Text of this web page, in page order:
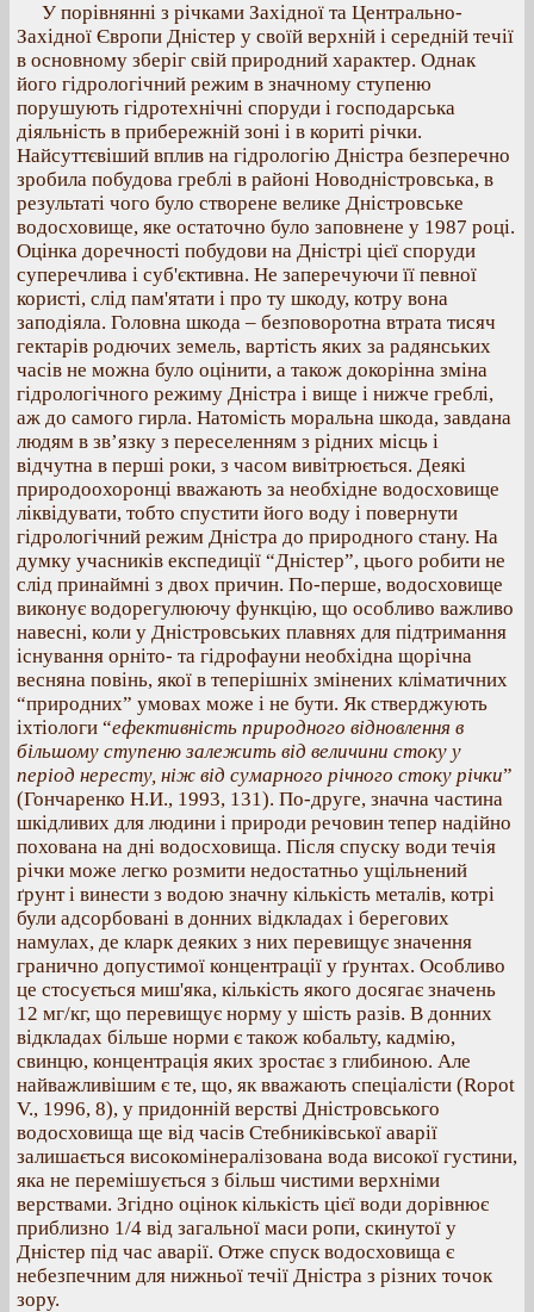
У порівнянні з річками Західної та Центрально-
Західної Європи Дністер у своїй верхній і середній течії
в основному зберіг свій природний характер. Однак
його гідрологічний режим в значному ступеню
порушують гідротехнічні споруди і господарська
діяльність в прибережній зоні і в кориті річки.
Найсуттєвіший вплив на гідрологію Дністра безперечно
зробила побудова греблі в районі Новодністровська, в
результаті чого було створене велике Дністровське
водосховище, яке остаточно було заповнене у 1987 році.
Оцінка доречності побудови на Дністрі цієї споруди
суперечлива і суб'єктивна. Не заперечуючи її певної
користі, слід пам'ятати і про ту шкоду, котру вона
заподіяла. Головна шкода – безповоротна втрата тисяч
гектарів родючих земель, вартість яких за радянських
часів не можна було оцінити, а також докорінна зміна
гідрологічного режиму Дністра і вище і нижче греблі,
аж до самого гирла. Натомість моральна шкода, завдана
людям в зв’язку з переселенням з рідних місць і
відчутна в перші роки, з часом вивітрюється. Деякі
природоохоронці вважають за необхідне водосховище
ліквідувати, тобто спустити його воду і повернути
гідрологічний режим Дністра до природного стану. На
думку учасників експедиції “Дністер”, цього робити не
слід принаймні з двох причин. По-перше, водосховище
виконує водорегулюючу функцію, що особливо важливо
навесні, коли у Дністровських плавнях для підтримання
існування орніто- та гідрофауни необхідна щорічна
весняна повінь, якої в теперішніх змінених кліматичних
“природних” умовах може і не бути. Як стверджують
іхтіологи “ефективність природного відновлення в
більшому ступеню залежить від величини стоку у
період нересту, ніж від сумарного річного стоку річки”
(Гончаренко Н.И., 1993, 131). По-друге, значна частина
шкідливих для людини і природи речовин тепер надійно
похована на дні водосховища. Після спуску води течія
річки може легко розмити недостатньо ущільнений
ґрунт і винести з водою значну кількість металів, котрі
були адсорбовані в донних відкладах і берегових
намулах, де кларк деяких з них перевищує значення
гранично допустимої концентрації у ґрунтах. Особливо
це стосується миш'яка, кількість якого досягає значень
12 мг/кг, що перевищує норму у шість разів. В донних
відкладах більше норми є також кобальту, кадмію,
свинцю, концентрація яких зростає з глибиною. Але
найважливішим є те, що, як вважають спеціалісти (Ropot
V., 1996, 8), у придонній верстві Дністровського
водосховища ще від часів Стебниківської аварії
залишається високомінералізована вода високої густини,
яка не перемішується з більш чистими верхніми
верствами. Згідно оцінок кількість цієї води дорівнює
приблизно 1/4 від загальної маси ропи, скинутої у
Дністер під час аварії. Отже спуск водосховища є
небезпечним для нижньої течії Дністра з різних точок
зору.